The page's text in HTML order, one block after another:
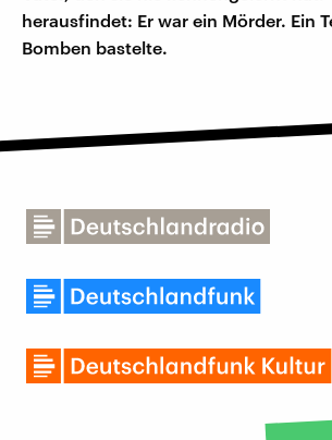
herausfindet: Er war ein Mörder. Ein
Bomben bastelte.